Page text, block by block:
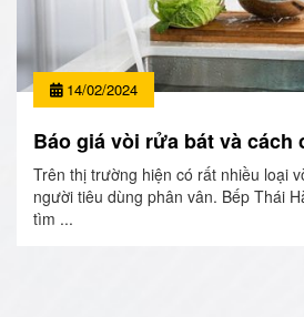
14/02/2024
Báo giá vòi rửa bát và cách
Trên thị trường hiện có rất nhiều loại
người tiêu dùng phân vân. Bếp Thái
tìm ...